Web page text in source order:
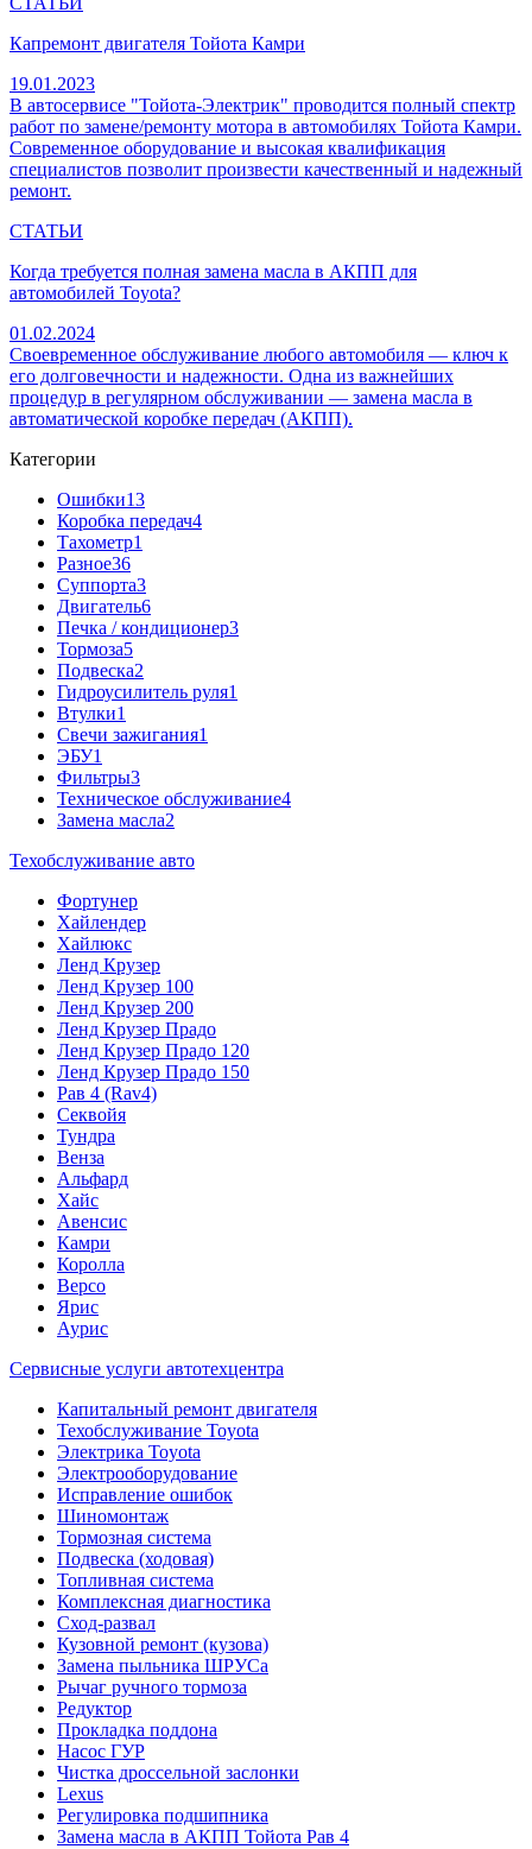
Капремонт двигателя Тойота Камри
19.01.2023
В автосервисе "Тойота-Электрик" проводится полный спектр
работ по замене/ремонту мотора в автомобилях Тойота Камри.
Современное оборудование и высокая квалификация
специалистов позволит произвести качественный и надежный
ремонт.
СТАТЬИ
Когда требуется полная замена масла в АКПП для
автомобилей Toyota?
01.02.2024
Своевременное обслуживание любого автомобиля — ключ к
его долговечности и надежности. Одна из важнейших
процедур в регулярном обслуживании — замена масла в
автоматической коробке передач (АКПП).
Категории
Ошибки13
Коробка передач4
Тахометр1
Разное36
Cуппорта3
Двигатель6
Печка / кондиционер3
Тормоза5
Подвеска2
Гидроусилитель руля1
Втулки1
Свечи зажигания1
ЭБУ1
Фильтры3
Техническое обслуживание4
Замена масла2
Техобслуживание авто
Фортунер
Хайлендер
Хайлюкс
Ленд Крузер
Ленд Крузер 100
Ленд Крузер 200
Ленд Крузер Прадо
Ленд Крузер Прадо 120
Ленд Крузер Прадо 150
Рав 4 (Rav4)
Секвойя
Тундра
Венза
Альфард
Хайс
Авенсис
Камри
Королла
Версо
Ярис
Аурис
Сервисные услуги автотехцентра
Капитальный ремонт двигателя
Техобслуживание Toyota
Электрика Toyota
Электрооборудование
Исправление ошибок
Шиномонтаж
Тормозная система
Подвеска (ходовая)
Топливная система
Комплексная диагностика
Сход-развал
Кузовной ремонт (кузова)
Замена пыльника ШРУСа
Рычаг ручного тормоза
Редуктор
Прокладка поддона
Насос ГУР
Чистка дроссельной заслонки
Lexus
Регулировка подшипника
Замена масла в АКПП Тойота Рав 4